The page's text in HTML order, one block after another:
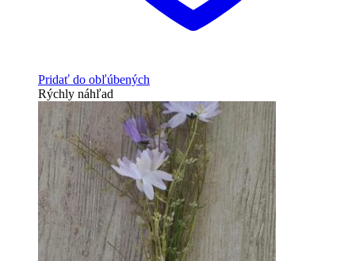
Pridať do obľúbených
Rýchly náhľad